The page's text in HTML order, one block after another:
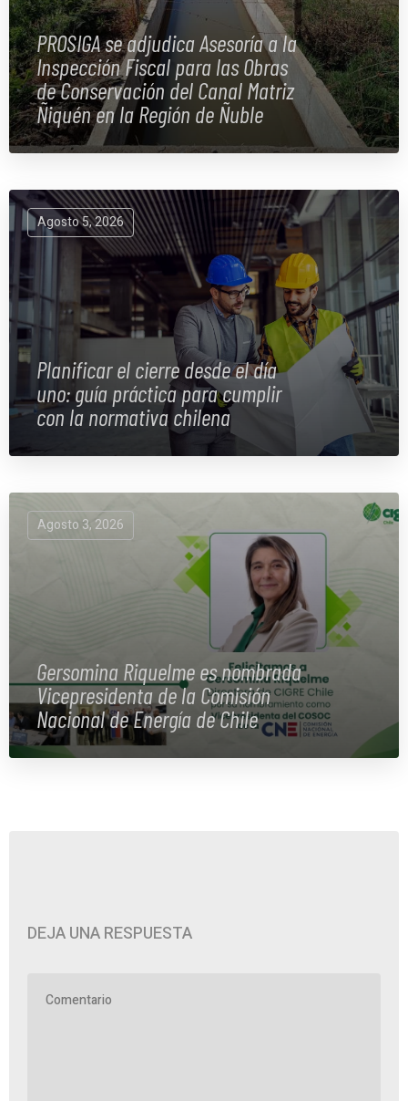
PROSIGA se adjudica Asesoría a la
Inspección Fiscal para las Obras
de Conservación del Canal Matriz
Ñiquén en la Región de Ñuble
Agosto 5, 2026
Planificar el cierre desde el día
uno: guía práctica para cumplir
con la normativa chilena
Agosto 3, 2026
Gersomina Riquelme es nombrada
Vicepresidenta de la Comisión
Nacional de Energía de Chile
DEJA UNA RESPUESTA